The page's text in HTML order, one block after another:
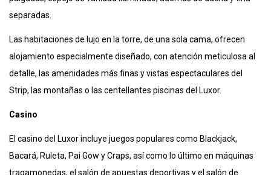
separadas.
Las habitaciones de lujo en la torre, de una sola cama, ofrecen
alojamiento especialmente diseñado, con atención meticulosa al
detalle, las amenidades más finas y vistas espectaculares del
Strip, las montañas o las centellantes piscinas del Luxor.
Casino
El casino del Luxor incluye juegos populares como Blackjack,
Bacará, Ruleta, Pai Gow y Craps, así como lo último en máquinas
tragamonedas, el salón de apuestas deportivas y el salón de